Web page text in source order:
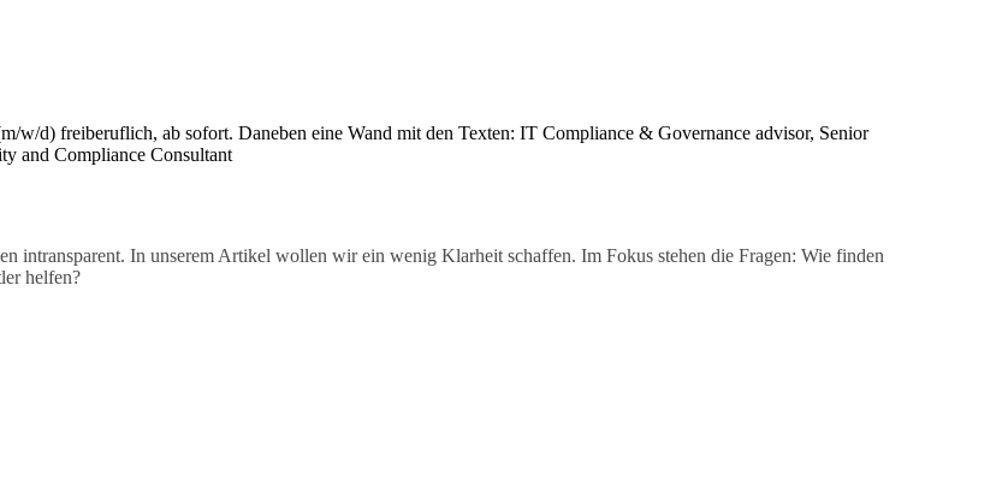
intransparent. In unserem Artikel wollen wir ein wenig Klarheit schaffen. Im Fokus stehen die Fragen: Wie finden
helfen?